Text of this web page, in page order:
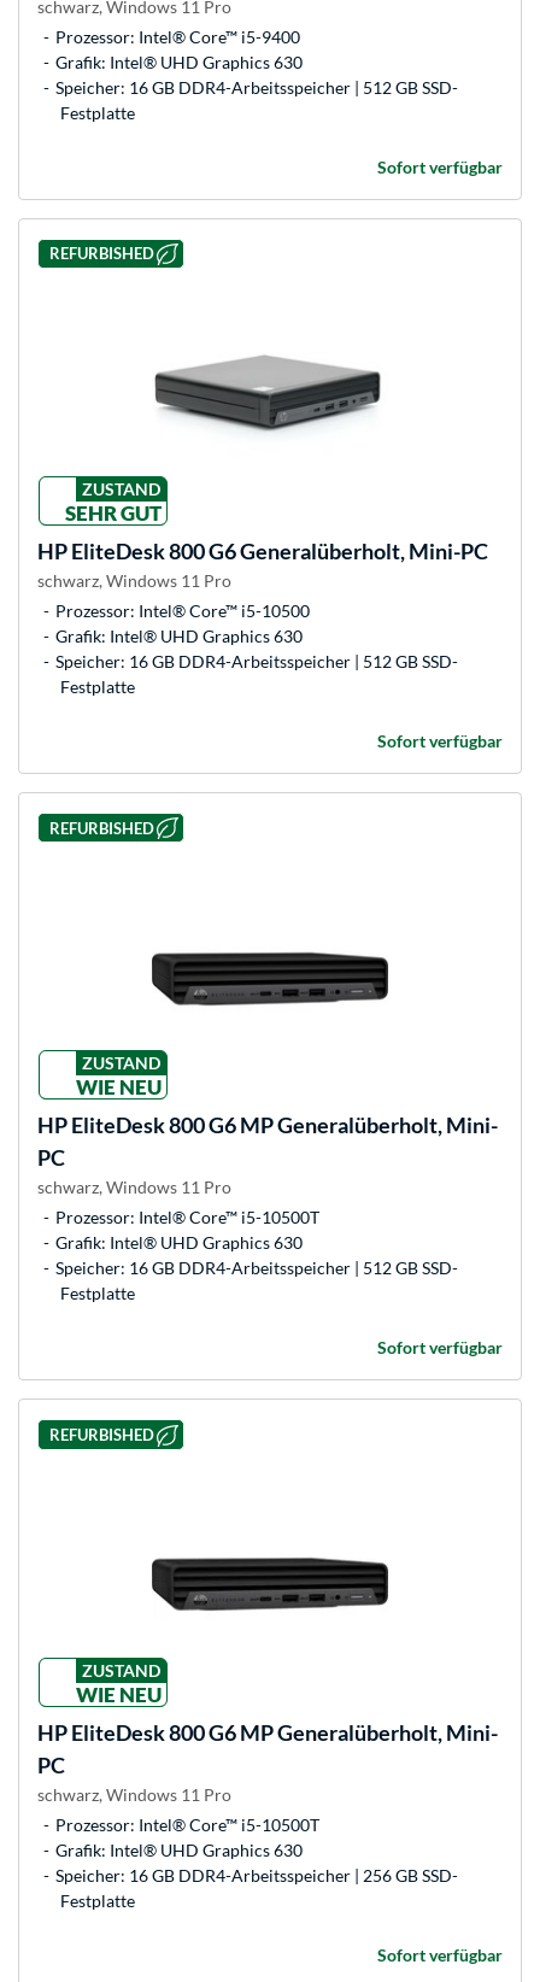
schwarz, Windows 11 Pro
Prozessor: Intel® Core™ i5-9400
Grafik: Intel® UHD Graphics 630
Speicher: 16 GB DDR4-Arbeitsspeicher | 512 GB SSD-
Festplatte
Sofort verfügbar
REFURBISHED
ZUSTAND
SEHR GUT
HPEliteDesk 800 G6 Generalüberholt, Mini-PC
schwarz, Windows 11 Pro
Prozessor: Intel® Core™ i5-10500
Grafik: Intel® UHD Graphics 630
Speicher: 16 GB DDR4-Arbeitsspeicher | 512 GB SSD-
Festplatte
Sofort verfügbar
REFURBISHED
ZUSTAND
WIE NEU
HPEliteDesk 800 G6 MP Generalüberholt, Mini-
PC
schwarz, Windows 11 Pro
Prozessor: Intel® Core™ i5-10500T
Grafik: Intel® UHD Graphics 630
Speicher: 16 GB DDR4-Arbeitsspeicher | 512 GB SSD-
Festplatte
Sofort verfügbar
REFURBISHED
ZUSTAND
WIE NEU
HPEliteDesk 800 G6 MP Generalüberholt, Mini-
PC
schwarz, Windows 11 Pro
Prozessor: Intel® Core™ i5-10500T
Grafik: Intel® UHD Graphics 630
Speicher: 16 GB DDR4-Arbeitsspeicher | 256 GB SSD-
Festplatte
Sofort verfügbar